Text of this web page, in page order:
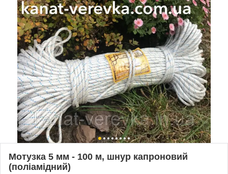
Мотузка 5 мм - 100 м, шнур капроновий
(поліамідний)